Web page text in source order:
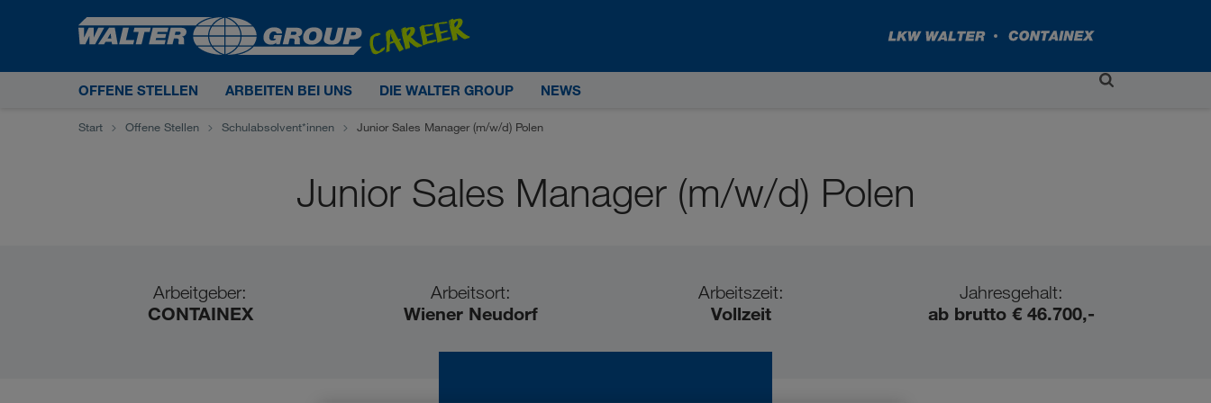
OFFENE STELLEN ARBEITEN BEI UNS DIE WALTER GROUP NEWS
Start Offene Stellen Schulabsolvent*innen Junior Sales Manager (m/w/d) Polen
Junior Sales Manager (m/w/d) Polen
Arbeitgeber:
CONTAINEX
Arbeitsort:
Wiener Neudorf
Arbeitszeit:
Vollzeit
Jahresgehalt:
ab brutto € 46.700,-